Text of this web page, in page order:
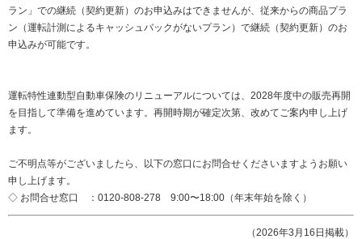
ラン」での継続（契約更新）のお申込みはできませんが、従来からの商品プラ
ン（運転計測によるキャッシュバックがないプラン）で継続（契約更新）のお
申込みが可能です。
運転特性連動型自動車保険のリニューアルについては、2028年度中の販売再開
を目指して準備を進めています。再開時期が確定次第、改めてご案内申し上げ
ます。
ご不明点等がございましたら、以下の窓⼝にお問合せくださいますようお願い
申し上げます。
◇ お問合せ窓口 ：0120-808-278 9:00〜18:00（年末年始を除く）
（2026年3月16日掲載）